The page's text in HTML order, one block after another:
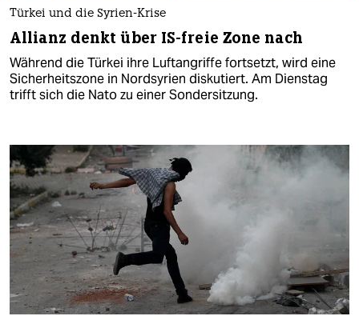
Türkei und die Syrien-Krise
Allianz denkt über IS-freie Zone nach
Während die Türkei ihre Luftangriffe fortsetzt, wird eine
Sicherheitszone in Nordsyrien diskutiert. Am Dienstag
trifft sich die Nato zu einer Sondersitzung.